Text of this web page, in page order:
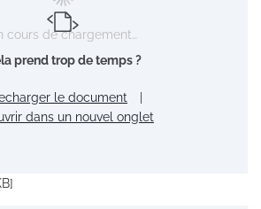
cours de chargement…
prend trop de temps ?
le document
dans un nouvel onglet